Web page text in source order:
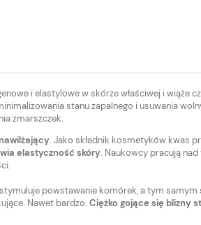
i elastylowe w skórze właściwej i wiąże
stanu zapalnego i usuwania
zmarszczek.
. Jako składnik kosmetyków kwas
elastyczność skóry. Naukowcy pracują
powstawanie komórek, a tym
Nawet bardzo. Ciężko gojące się blizny